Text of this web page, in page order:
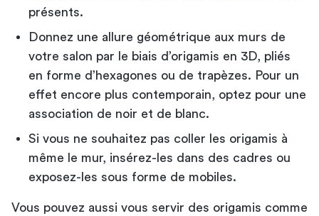
présents.
Donnez une allure géométrique aux murs de
votre salon par le biais d’origamis en 3D, pliés
en forme d’hexagones ou de trapèzes. Pour un
effet encore plus contemporain, optez pour une
association de noir et de blanc.
Si vous ne souhaitez pas coller les origamis à
même le mur, insérez-les dans des cadres ou
exposez-les sous forme de mobiles.
Vous pouvez aussi vous servir des origamis comme